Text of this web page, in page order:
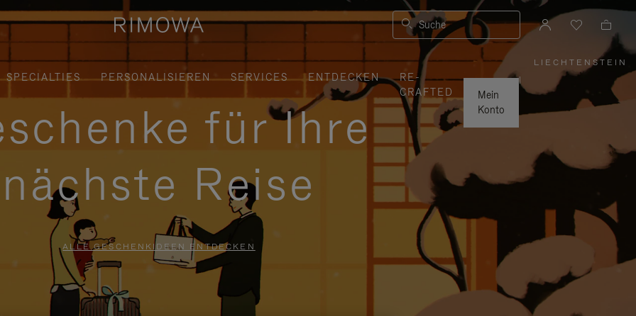
Suche
SPECIALTIES PERSONALISIEREN SERVICES ENTDECKEN
RE-
CRAFTED
Mein
Konto
LIECHTENSTEIN
,
WÄHLEN
IHRE
REGION
AUS
|
für Ihre
nächste Reise
ALLE GESCHENKIDEEN ENTDECKEN